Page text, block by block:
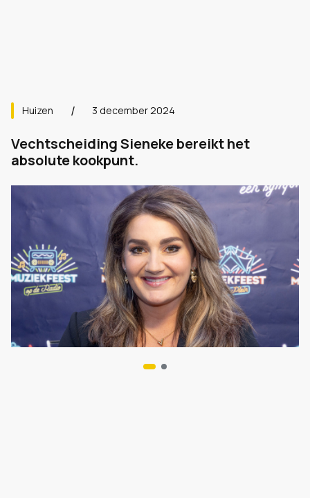
Huizen 3 december 2024
Vechtscheiding Sieneke bereikt het
absolute kookpunt.